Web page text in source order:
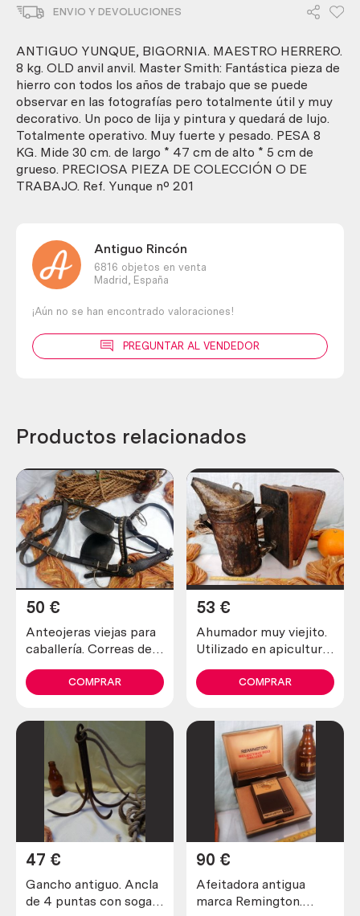
Maestro
herrero.
8
kg.
Bigornia
cantidad
ENVIO Y DEVOLUCIONES
ANTIGUO YUNQUE, BIGORNIA. MAESTRO HERRERO.
8 kg. OLD anvil anvil. Master Smith: Fantástica pieza de
hierro con todos los años de trabajo que se puede
observar en las fotografías pero totalmente útil y muy
decorativo. Un poco de lija y pintura y quedará de lujo.
Totalmente operativo. Muy fuerte y pesado. PESA 8
KG. Mide 30 cm. de largo * 47 cm de alto * 5 cm de
grueso. PRECIOSA PIEZA DE COLECCIÓN O DE
TRABAJO. Ref. Yunque nº 201
Antiguo Rincón
6816 objetos en venta
Madrid,
España
¡Aún no se han encontrado valoraciones!
PREGUNTAR AL VENDEDOR
Productos relacionados
Anteojeras viejas para
caballería. Correas de
50 €
COMPRAR
Ahumador muy viejito.
Utilizado en apicultura
abejas
53 €
COMPRAR
Gancho antiguo. Ancla
de 4 puntas con soga
47 €
Afeitadora antigua
marca Remington.
90 €